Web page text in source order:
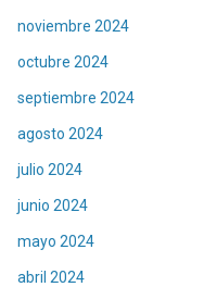
noviembre 2024
octubre 2024
septiembre 2024
agosto 2024
julio 2024
junio 2024
mayo 2024
abril 2024